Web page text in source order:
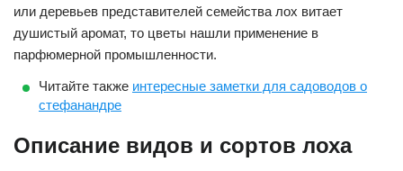
или деревьев представителей семейства лох витает
душистый аромат, то цветы нашли применение в
парфюмерной промышленности.
Читайте также интересные заметки для садоводов о
стефанандре
Описание видов и сортов лоха